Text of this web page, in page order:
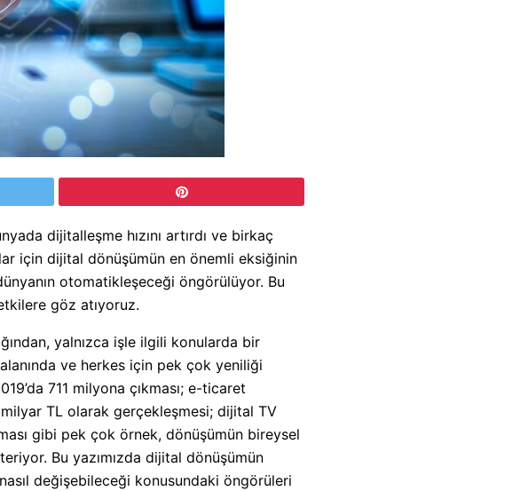
dijitalleşme hızını artırdı ve birkaç
için dijital dönüşümün en önemli eksiğinin
otomatikleşeceği öngörülüyor. Bu
göz atıyoruz.
yalnızca işle ilgili konularda bir
ve herkes için pek çok yeniliği
711 milyona çıkması; e-ticaret
TL olarak gerçekleşmesi; dijital TV
gibi pek çok örnek, dönüşümün bireysel
Bu yazımızda dijital dönüşümün
değişebileceği konusundaki öngörüleri